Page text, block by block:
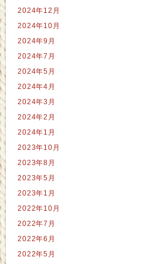
2024年12月
2024年10月
2024年9月
2024年7月
2024年5月
2024年4月
2024年3月
2024年2月
2024年1月
2023年10月
2023年8月
2023年5月
2023年1月
2022年10月
2022年7月
2022年6月
2022年5月